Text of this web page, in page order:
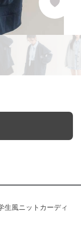
生風ニットカーディ